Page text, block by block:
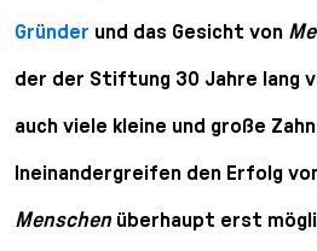
t
i
n
Gründer und das Gesicht von
der der Stiftung 30 Jahre lang
auch viele kleine und große
Ineinandergreifen den Erfolg
Menschen überhaupt erst